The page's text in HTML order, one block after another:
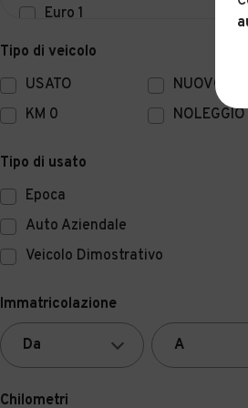
Euro 1
Euro 0
Tipo di veicolo
USATO
NUOVO
KM 0
NOLEGGIO
Tipo di usato
Epoca
Auto Aziendale
Veicolo Dimostrativo
Immatricolazione
Chilometri